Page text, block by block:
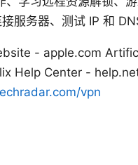
服务器、测试 IP 和
- apple.com
Help Center -
vpn